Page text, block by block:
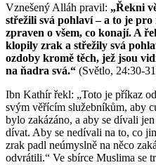
Vznešený Alláh pravil: „Řekni
střežili svá pohlaví – a to je
zpraven o všem, co konají. A
klopily zrak a střežily svá
ozdoby kromě těch, jež jsou
na ňadra svá.“ (Světlo, 24:30-
Ibn Kathír řekl: „Toto je příkaz
svým věřícím služebníkům, aby
bylo zakázáno, a aby se dívali
dívat. Aby se nedívali na to, co
zrak padl neúmyslně na něco
odvrátili.“ Ve sbírce Muslima se